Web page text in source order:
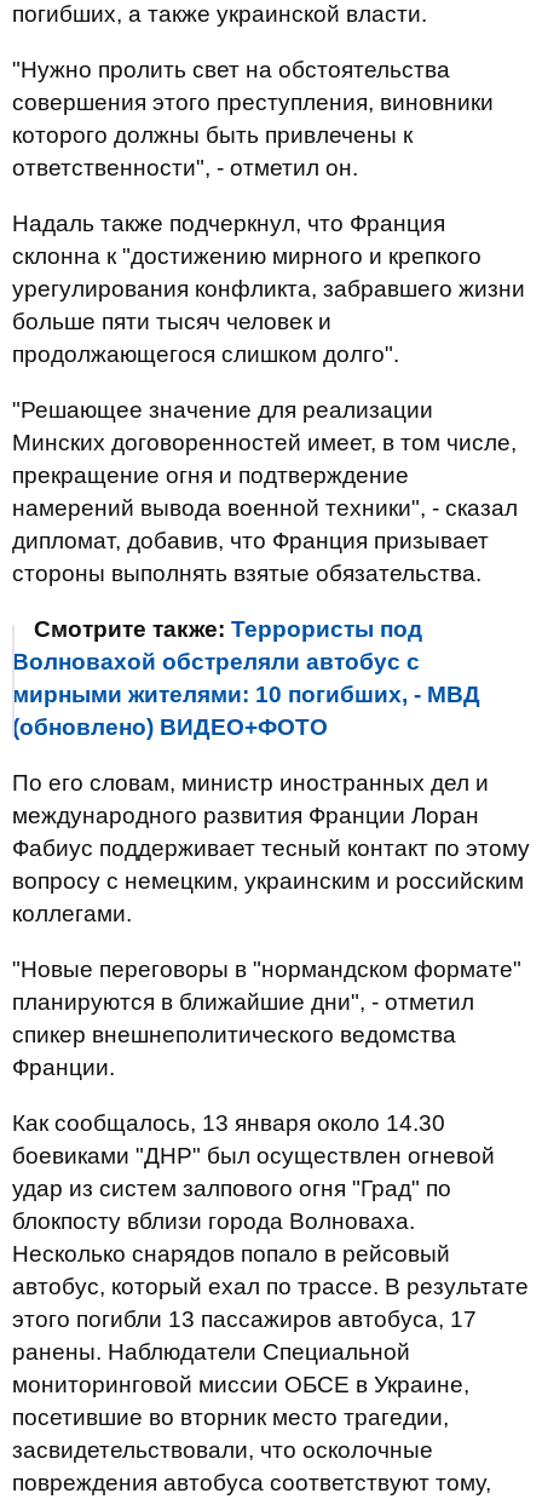
погибших, а также украинской власти.
"Нужно пролить свет на обстоятельства
совершения этого преступления, виновники
которого должны быть привлечены к
ответственности", - отметил он.
Надаль также подчеркнул, что Франция
склонна к "достижению мирного и крепкого
урегулирования конфликта, забравшего жизни
больше пяти тысяч человек и
продолжающегося слишком долго".
"Решающее значение для реализации
Минских договоренностей имеет, в том числе,
прекращение огня и подтверждение
намерений вывода военной техники", - сказал
дипломат, добавив, что Франция призывает
стороны выполнять взятые обязательства.
Смотрите также: Террористы под
Волновахой обстреляли автобус с
мирными жителями: 10 погибших, - МВД
(обновлено) ВИДЕО+ФОТО
По его словам, министр иностранных дел и
международного развития Франции Лоран
Фабиус поддерживает тесный контакт по этому
вопросу с немецким, украинским и российским
коллегами.
"Новые переговоры в "нормандском формате"
планируются в ближайшие дни", - отметил
спикер внешнеполитического ведомства
Франции.
Как сообщалось, 13 января около 14.30
боевиками "ДНР" был осуществлен огневой
удар из систем залпового огня "Град" по
блокпосту вблизи города Волноваха.
Несколько снарядов попало в рейсовый
автобус, который ехал по трассе. В результате
этого погибли 13 пассажиров автобуса, 17
ранены. Наблюдатели Специальной
мониторинговой миссии ОБСЕ в Украине,
посетившие во вторник место трагедии,
засвидетельствовали, что осколочные
повреждения автобуса соответствуют тому,